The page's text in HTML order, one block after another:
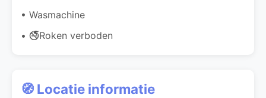
• Wasmachine
• 🚭Roken verboden
🧭 Locatie informatie